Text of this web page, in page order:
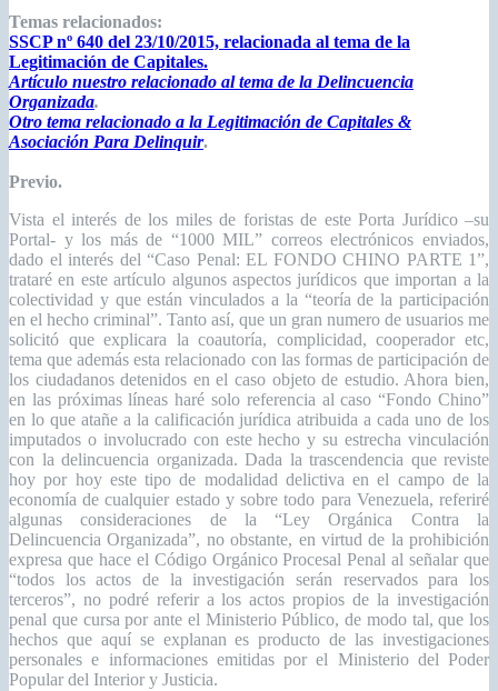
Temas relacionados:
SSCP nº 640 del 23/10/2015, relacionada al tema de la
Legitimación de Capitales.
Artículo nuestro relacionado al tema de la Delincuencia
Organizada.
Otro tema relacionado a la Legitimación de Capitales &
Asociación Para Delinquir.
Previo.
Vista el interés de los miles de foristas de este Porta Jurídico –su
Portal- y los más de “1000 MIL” correos electrónicos enviados,
dado el interés del “Caso Penal: EL FONDO CHINO PARTE 1”,
trataré en este artículo algunos aspectos jurídicos que importan a la
colectividad y que están vinculados a la “teoría de la participación
en el hecho criminal”. Tanto así, que un gran numero de usuarios me
solicitó que explicara la coautoría, complicidad, cooperador etc,
tema que además esta relacionado con las formas de participación de
los ciudadanos detenidos en el caso objeto de estudio. Ahora bien,
en las próximas líneas haré solo referencia al caso “Fondo Chino”
en lo que atañe a la calificación jurídica atribuida a cada uno de los
imputados o involucrado con este hecho y su estrecha vinculación
con la delincuencia organizada. Dada la trascendencia que reviste
hoy por hoy este tipo de modalidad delictiva en el campo de la
economía de cualquier estado y sobre todo para Venezuela, referiré
algunas consideraciones de la “Ley Orgánica Contra la
Delincuencia Organizada”, no obstante, en virtud de la prohibición
expresa que hace el Código Orgánico Procesal Penal al señalar que
“todos los actos de la investigación serán reservados para los
terceros”, no podré referir a los actos propios de la investigación
penal que cursa por ante el Ministerio Público, de modo tal, que los
hechos que aquí se explanan es producto de las investigaciones
personales e informaciones emitidas por el Ministerio del Poder
Popular del Interior y Justicia.